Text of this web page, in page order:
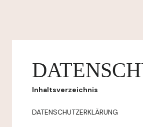
Inhaltsverzeichnis
DATENSCHUTZERKLÄRUNG